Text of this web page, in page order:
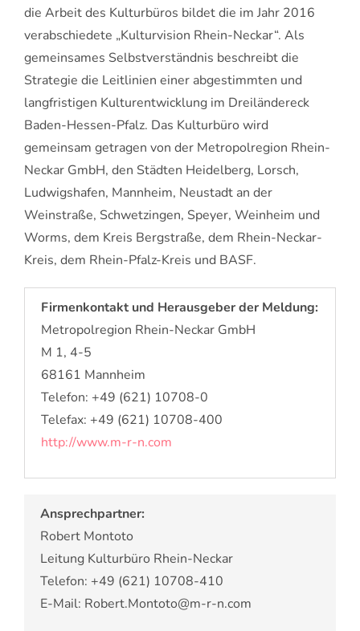
die Arbeit des Kulturbüros bildet die im Jahr 2016
verabschiedete „Kulturvision Rhein-Neckar“. Als
gemeinsames Selbstverständnis beschreibt die
Strategie die Leitlinien einer abgestimmten und
langfristigen Kulturentwicklung im Dreiländereck
Baden-Hessen-Pfalz. Das Kulturbüro wird
gemeinsam getragen von der Metropolregion Rhein-
Neckar GmbH, den Städten Heidelberg, Lorsch,
Ludwigshafen, Mannheim, Neustadt an der
Weinstraße, Schwetzingen, Speyer, Weinheim und
Worms, dem Kreis Bergstraße, dem Rhein-Neckar-
Kreis, dem Rhein-Pfalz-Kreis und BASF.
Firmenkontakt und Herausgeber der Meldung:
Metropolregion Rhein-Neckar GmbH
M 1, 4-5
68161 Mannheim
Telefon: +49 (621) 10708-0
Telefax: +49 (621) 10708-400
http://www.m-r-n.com
Ansprechpartner:
Robert Montoto
Leitung Kulturbüro Rhein-Neckar
Telefon: +49 (621) 10708-410
E-Mail: Robert.Montoto@m-r-n.com